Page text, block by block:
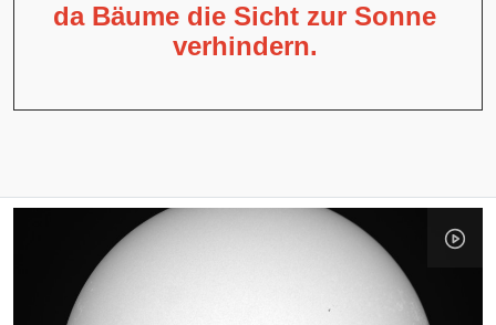
da Bäume die Sicht zur Sonne
verhindern.